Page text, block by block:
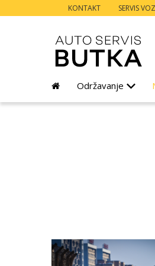
KONTAKT SERVIS
Održavanje